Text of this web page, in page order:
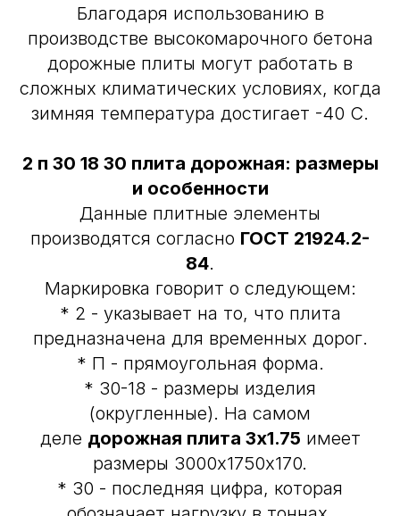
Благодаря использованию в
производстве высокомарочного бетона
дорожные плиты могут работать в
сложных климатических условиях, когда
зимняя температура достигает -40 С.
2 п 30 18 30 плита дорожная: размеры
и особенности
Данные плитные элементы
производятся согласно ГОСТ 21924.2-
84.
Маркировка говорит о следующем:
* 2 - указывает на то, что плита
предназначена для временных дорог.
* П - прямоугольная форма.
* 30-18 - размеры изделия
(округленные). На самом
деле дорожная плита 3х1.75 имеет
размеры 3000х1750х170.
* 30 - последняя цифра, которая